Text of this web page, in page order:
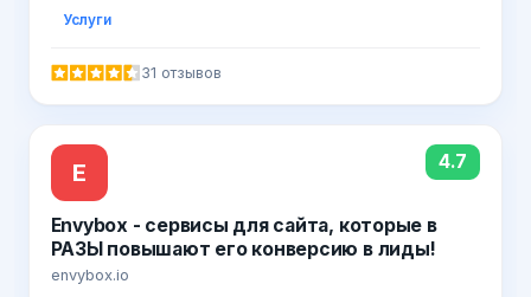
Услуги
31 отзывов
E 4.7
Envybox - сервисы для сайта, которые в
РАЗЫ повышают его конверсию в лиды!
envybox.io